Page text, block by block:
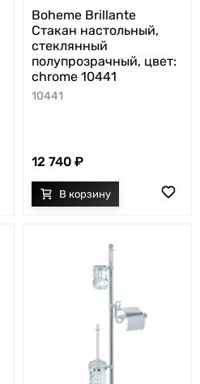
Boheme Brillante
Стакан настольный,
стеклянный
полупрозрачный, цвет:
chrome 10441
10441
12 740